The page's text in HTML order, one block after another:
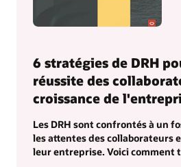
6 stratégies de DRH
réussite des
croissance de
Les DRH sont confrontés à un
les attentes des collaborateurs
leur entreprise. Voici comment